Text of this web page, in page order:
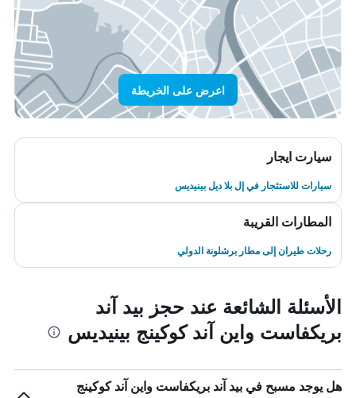
اعرض على الخريطة
سيارت ايجار
سيارات للاستئجار في إل بلا ديل بينيديس
المطارات القريبة
رحلات طيران إلى مطار برشلونة الدولي
الأسئلة الشائعة عند حجز بيد آند
بريكفاست واين آند كوكينج بينيديس
هل يوجد مسبح في بيد آند بريكفاست واين آند كوكينج